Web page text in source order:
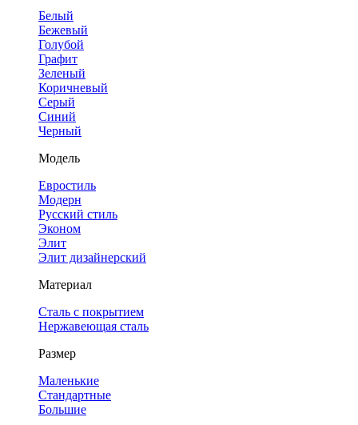
Белый
Бежевый
Голубой
Графит
Зеленый
Коричневый
Серый
Синий
Черный
Модель
Евростиль
Модерн
Русский стиль
Эконом
Элит
Элит дизайнерский
Материал
Сталь с покрытием
Нержавеющая сталь
Размер
Маленькие
Стандартные
Большие